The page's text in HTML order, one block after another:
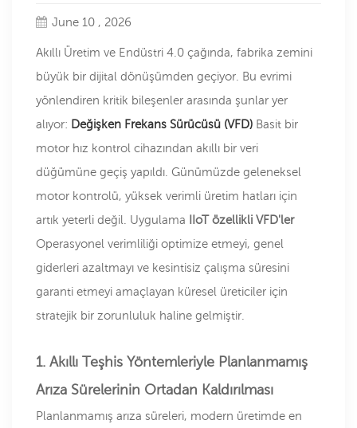
June 10 , 2026
Akıllı Üretim ve Endüstri 4.0 çağında, fabrika zemini
büyük bir dijital dönüşümden geçiyor. Bu evrimi
yönlendiren kritik bileşenler arasında şunlar yer
alıyor: Değişken Frekans Sürücüsü (VFD) Basit bir
motor hız kontrol cihazından akıllı bir veri
düğümüne geçiş yapıldı. Günümüzde geleneksel
motor kontrolü, yüksek verimli üretim hatları için
artık yeterli değil. Uygulama IIoT özellikli VFD'ler
Operasyonel verimliliği optimize etmeyi, genel
giderleri azaltmayı ve kesintisiz çalışma süresini
garanti etmeyi amaçlayan küresel üreticiler için
stratejik bir zorunluluk haline gelmiştir.
1. Akıllı Teşhis Yöntemleriyle Planlanmamış
Arıza Sürelerinin Ortadan Kaldırılması
Planlanmamış arıza süreleri, modern üretimde en